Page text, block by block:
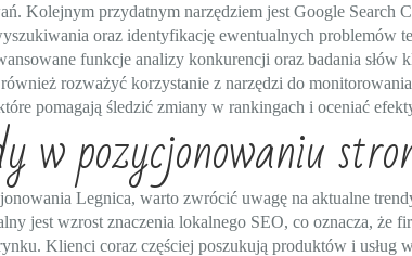
Kolejnym przydatnym narzędziem jest Google Search
oraz identyfikację ewentualnych problemów
funkcje analizy konkurencji oraz badania słów
rozważyć korzystanie z narzędzi do
pomagają śledzić zmiany w rankingach i oceniać
w pozycjonowaniu
Legnica, warto zwrócić uwagę na aktualne
jest wzrost znaczenia lokalnego SEO, co oznacza, że
Klienci coraz częściej poszukują produktów i usług